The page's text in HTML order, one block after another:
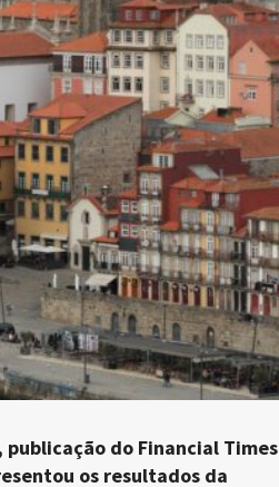
do Financial Times
os resultados da